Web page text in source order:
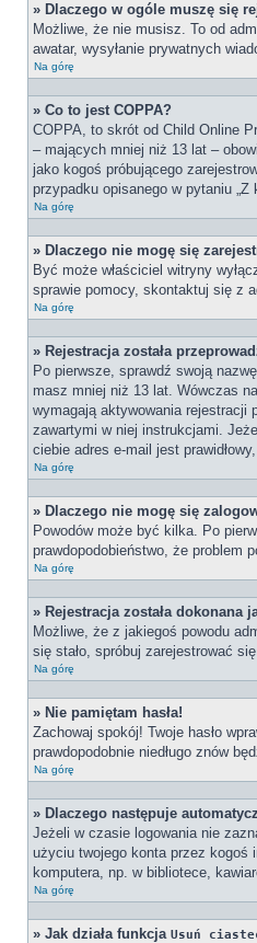
» Dlaczego w ogóle muszę się
Możliwe, że nie musisz. To od
awatar, wysyłanie prywatnych
Na górę
» Co to jest COPPA?
COPPA, to skrót od Child Online
– mających mniej niż 13 lat –
jako kogoś próbującego
przypadku opisanego w pytaniu
Na górę
» Dlaczego nie mogę się
Być może właściciel witryny
sprawie pomocy, skontaktuj się z
Na górę
» Rejestracja została
Po pierwsze, sprawdź swoją
masz mniej niż 13 lat. Wówczas
wymagają aktywowania rejestracji
zawartymi w niej instrukcjami.
ciebie adres e-mail jest
Na górę
» Dlaczego nie mogę się
Powodów może być kilka. Po
prawdopodobieństwo, że problem
Na górę
» Rejestracja została dokonana
Możliwe, że z jakiegoś powodu
się stało, spróbuj zarejestrować
Na górę
» Nie pamiętam hasła!
Zachowaj spokój! Twoje hasło
prawdopodobnie niedługo znów
Na górę
» Dlaczego następuje
Jeżeli w czasie logowania nie
użyciu twojego konta przez kogoś
komputera, np. w bibliotece,
Na górę
» Jak działa funkcja Usuń